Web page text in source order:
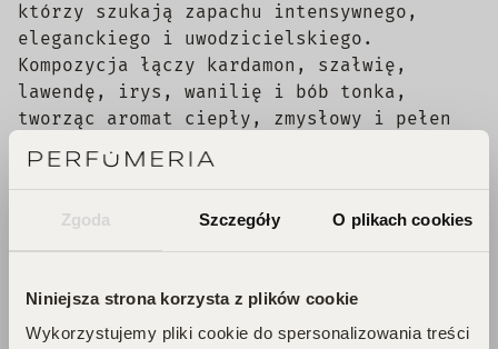
Zgoda Szczegóły O plikach cookies
Niniejsza strona korzysta z plików cookie
Wykorzystujemy pliki cookie do spersonalizowania treści
którzy szukają zapachu intensywnego,
eleganckiego i uwodzicielskiego.
Kompozycja łączy kardamon, szałwię,
lawendę, irys, wanilię i bób tonka,
tworząc aromat ciepły, zmysłowy i pełen
wieczór, chłodniejsze dni i momenty, w
siebie, styl oraz magnetyczną obecność.
Składniki